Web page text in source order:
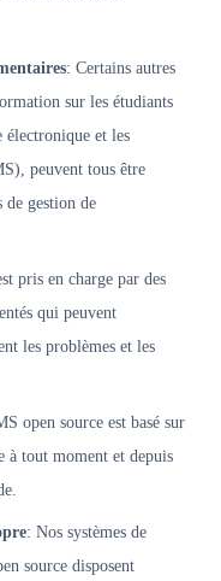
: Certains autres
sur les étudiants
électronique et les
peuvent tous être
de gestion de
pris en charge par des
qui peuvent
les problèmes et les
open source est basé sur
tout moment et depuis
: Nos systèmes de
source disposent